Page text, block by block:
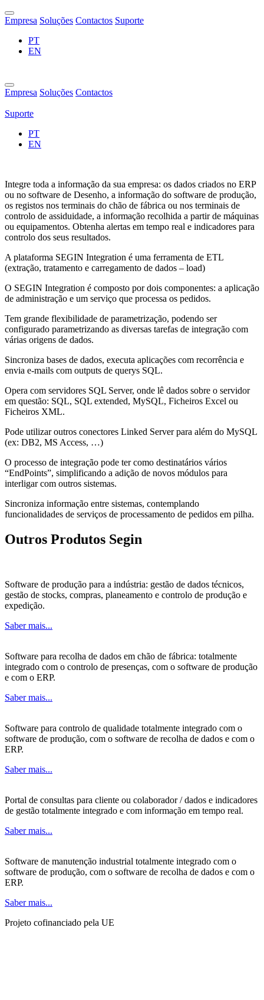
Empresa Soluções Contactos Suporte
PT
EN
Empresa Soluções Contactos
Suporte
PT
EN
Integre toda a informação da sua empresa: os dados criados no ERP
ou no software de Desenho, a informação do software de produção,
os registos nos terminais do chão de fábrica ou nos terminais de
controlo de assiduidade, a informação recolhida a partir de máquinas
ou equipamentos. Obtenha alertas em tempo real e indicadores para
controlo dos seus resultados.
A plataforma SEGIN Integration é uma ferramenta de ETL
(extração, tratamento e carregamento de dados – load)
O SEGIN Integration é composto por dois componentes: a aplicação
de administração e um serviço que processa os pedidos.
Tem grande flexibilidade de parametrização, podendo ser
configurado parametrizando as diversas tarefas de integração com
várias origens de dados.
Sincroniza bases de dados, executa aplicações com recorrência e
envia e-mails com outputs de querys SQL.
Opera com servidores SQL Server, onde lê dados sobre o servidor
em questão: SQL, SQL extended, MySQL, Ficheiros Excel ou
Ficheiros XML.
Pode utilizar outros conectores Linked Server para além do MySQL
(ex: DB2, MS Access, …)
O processo de integração pode ter como destinatários vários
“EndPoints”, simplificando a adição de novos módulos para
interligar com outros sistemas.
Sincroniza informação entre sistemas, contemplando
funcionalidades de serviços de processamento de pedidos em pilha.
Outros Produtos Segin
Software de produção para a indústria: gestão de dados técnicos,
gestão de stocks, compras, planeamento e controlo de produção e
expedição.
Saber mais...
Software para recolha de dados em chão de fábrica: totalmente
integrado com o controlo de presenças, com o software de produção
e com o ERP.
Saber mais...
Software para controlo de qualidade totalmente integrado com o
software de produção, com o software de recolha de dados e com o
ERP.
Saber mais...
Portal de consultas para cliente ou colaborador / dados e indicadores
de gestão totalmente integrado e com informação em tempo real.
Saber mais...
Software de manutenção industrial totalmente integrado com o
software de produção, com o software de recolha de dados e com o
ERP.
Saber mais...
Projeto cofinanciado pela UE